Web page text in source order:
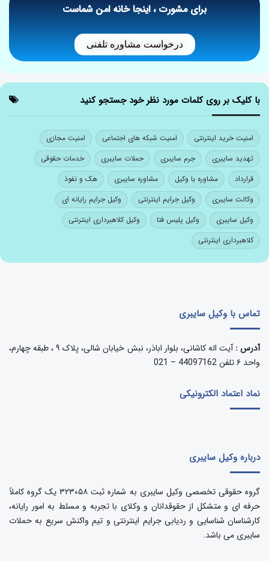
برای مشورت ، اینجا خانه امن شماست
درخواست مشاوره تلفنی
با کلیک بر روی کلمات مورد نظر خود جستجو کنید
امنیت خرید اینترنتی امنیت شبکه های اجتماعی
امنیت مجازی
تهدید سایبری
جرم سایبری حملات سایبری
خدمات حقوقی
قرارداد
مشاوره با وکیل مشاوره سایبری
هک و نفوذ
وکالت سایبری
وکیل جرایم اینترنتی
وکیل جرایم رایانه ای
وکیل سایبری
وکیل پلیس فتا
وکیل کلاهبرداری اینترنتی
کلاهبرداری اینترنتی
تماس با وکیل سایبری
آدرس :
آیت اله کاشانی، بلوار اباذر، نبش خیابان شالی، پلاک ۹ ، طبقه چهارم،
واحد ۶ تلفن 44097162 – 021
نماد اعتماد الکترونیکی
درباره وکیل سایبری
گروه حقوقی تخصصی وکیل سایبری به شماره ثبت ۳۲۳۰۵۸ یک گروه کاملاً
حرفه ای و متشکل از حقوقدانان و وکلای با تجربه و مسلط به امور رایانه،
کارشناسان شناسایی و ردیابی جرایم اینترنتی و تیم واکنش سریع به حملات
سایبری می باشد.